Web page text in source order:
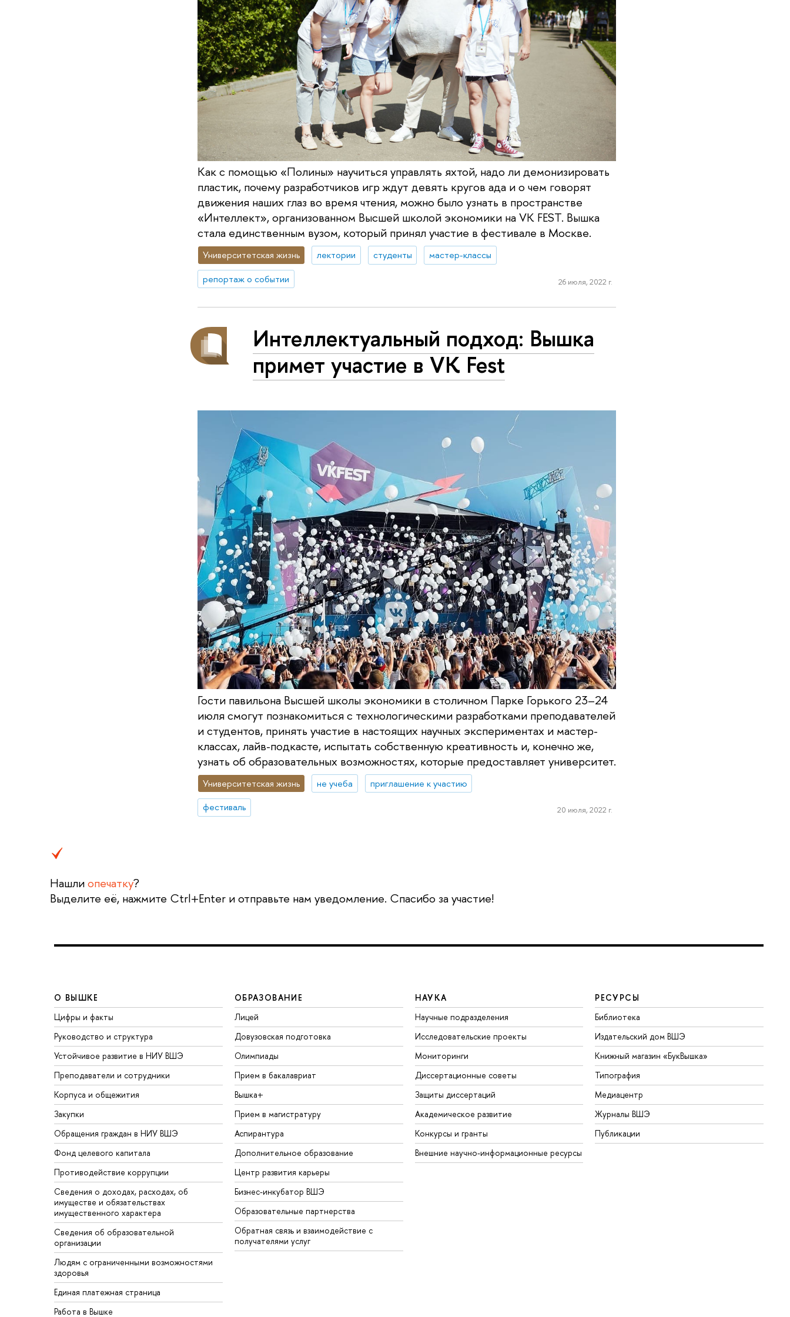
Как с помощью «Полины» научиться управлять яхтой, надо ли демонизировать
пластик, почему разработчиков игр ждут девять кругов ада и о чем говорят
движения наших глаз во время чтения, можно было узнать в пространстве
«Интеллект», организованном Высшей школой экономики на VK FEST. Вышка
стала единственным вузом, который принял участие в фестивале в Москве.
Университетская жизнь лектории студенты
мастер-классы
репортаж о событии
26 июля, 2022 г.
Интеллектуальный подход: Вышка
примет участие в VK Fest
Гости павильона Высшей школы экономики в столичном Парке Горького 23–24
июля смогут познакомиться с технологическими разработками преподавателей
и студентов, принять участие в настоящих научных экспериментах и мастер-
классах, лайв-подкасте, испытать собственную креативность и, конечно же,
узнать об образовательных возможностях, которые предоставляет университет.
Университетская жизнь не учеба
приглашение к участию
фестиваль
20 июля, 2022 г.
Нашлиопечатку?
Выделите её, нажмите Ctrl+Enter и отправьте нам уведомление. Спасибо за участие!
О ВЫШКЕ
Цифры и факты
Руководство и структура
Устойчивое развитие в НИУ ВШЭ
Преподаватели и сотрудники
Корпуса и общежития
Закупки
Обращения граждан в НИУ ВШЭ
Фонд целевого капитала
Противодействие коррупции
Сведения о доходах, расходах, об
имуществе и обязательствах
имущественного характера
Сведения об образовательной
организации
Людям с ограниченными возможностями
здоровья
Единая платежная страница
Работа в Вышке
ОБРАЗОВАНИЕ
Лицей
Довузовская подготовка
Олимпиады
Прием в бакалавриат
Вышка+
Прием в магистратуру
Аспирантура
Дополнительное образование
Центр развития карьеры
Бизнес-инкубатор ВШЭ
Образовательные партнерства
Обратная связь и взаимодействие с
получателями услуг
НАУКА
Научные подразделения
Исследовательские проекты
Мониторинги
Диссертационные советы
Защиты диссертаций
Академическое развитие
Конкурсы и гранты
Внешние научно-информационные ресурсы
РЕСУРСЫ
Библиотека
Издательский дом ВШЭ
Книжный магазин «БукВышка»
Типография
Медиацентр
Журналы ВШЭ
Публикации